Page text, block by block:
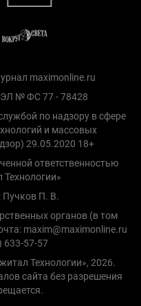
maximonline.ru
№ ФС 77 - 78428
по надзору в сфере
и массовых
29.05.2020 18+
ответственностью
Пучков П. В.
органов (в том
maxim@maximonline.ru
633-57-57
Технологии», 2026.
сайта без разрешения